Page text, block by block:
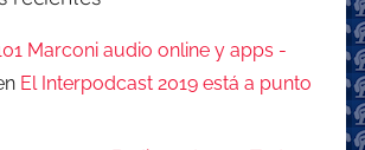
Marconi audio online y apps -
El Interpodcast 2019 está a punto